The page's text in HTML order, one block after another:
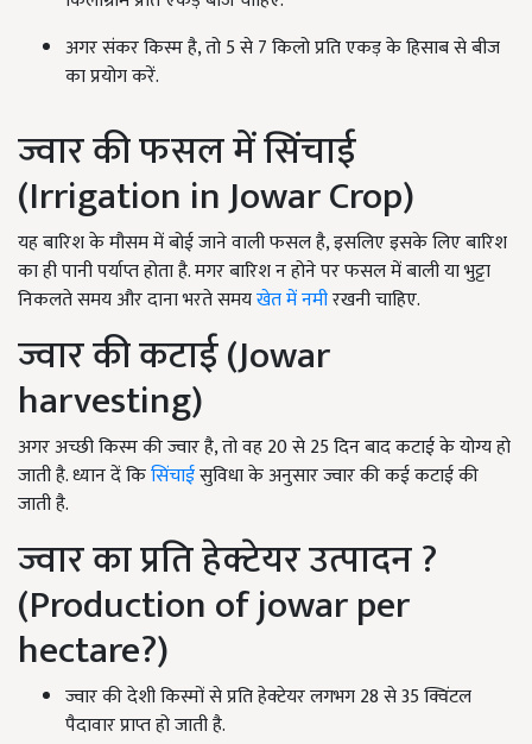
अगर संकर किस्म है, तो 5 से 7 किलो प्रति एकड़ के हिसाब से बीज
का प्रयोग करें.
ज्वार की फसल में सिंचाई
(Irrigation in Jowar Crop)
यह बारिश के मौसम में बोई जाने वाली फसल है, इसलिए इसके लिए बारिश
का ही पानी पर्याप्त होता है. मगर बारिश न होने पर फसल में बाली या भुट्टा
निकलते समय और दाना भरते समयखेत में नमीरखनी चाहिए.
ज्वार की कटाई (Jowar
harvesting)
अगर अच्छी किस्म की ज्वार है, तो वह 20 से 25 दिन बाद कटाई के योग्य हो
जाती है. ध्यान दें किसिंचाईसुविधा के अनुसार ज्वार की कई कटाई की
जाती है.
ज्वार का प्रति हेक्टेयर उत्पादन ?
(Production of jowar per
hectare?)
ज्वार की देशी किस्मों से प्रति हेक्टेयर लगभग 28 से 35 क्विंटल
पैदावार प्राप्त हो जाती है.